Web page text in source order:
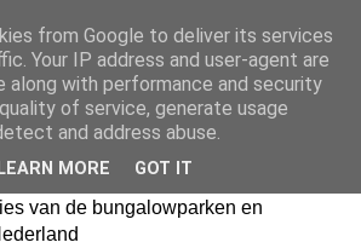
van de bungalowparken en
from Google to deliver its services
Your IP address and user-agent are
along with performance and security
of service, generate usage
and address abuse.
LEARN MORE GOT IT